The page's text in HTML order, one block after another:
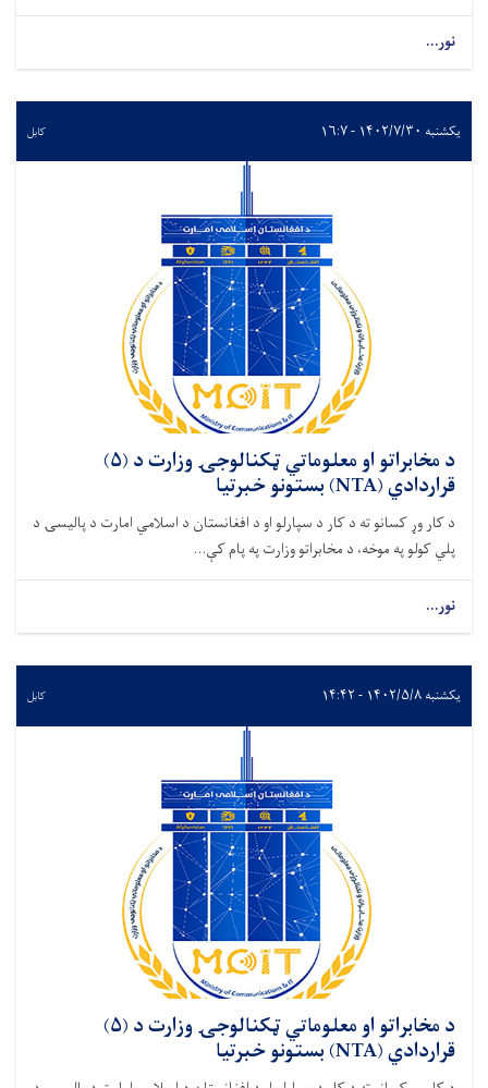
نور...
یکشنبه ۱۴۰۲/۷/۳۰ - ۱۶:۷ کابل
د مخابراتو او معلوماتي ټکنالوجۍ وزارت د (۵)
قراردادي (NTA) بستونو خبرتیا
د کار وړ کسانو ته د کار د سپارلو او د افغانستان د اسلامي امارت د پالیسۍ د
پلي کولو په موخه، د مخابراتو وزارت په پام کې...
نور...
یکشنبه ۱۴۰۲/۵/۸ - ۱۴:۴۲ کابل
د مخابراتو او معلوماتي ټکنالوجۍ وزارت د (۵)
قراردادي (NTA) بستونو خبرتیا